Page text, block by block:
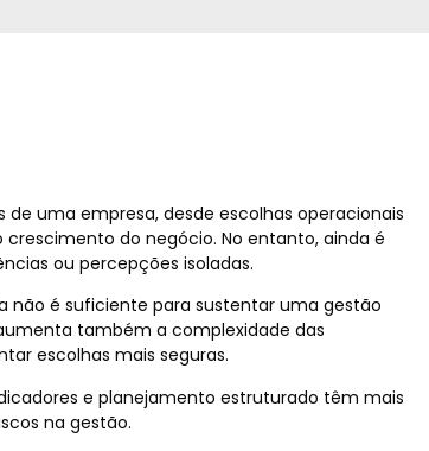
uma empresa, desde escolhas operacionais
do negócio. No entanto, ainda é
ou percepções isoladas.
não é suficiente para sustentar uma gestão
também a complexidade das
escolhas mais seguras.
e planejamento estruturado têm mais
na gestão.